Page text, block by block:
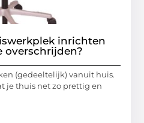
inrichten
overschrijden?
(gedeeltelijk) vanuit huis.
je thuis net zo prettig en